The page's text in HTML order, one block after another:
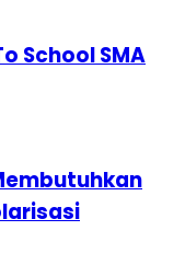
School SMA